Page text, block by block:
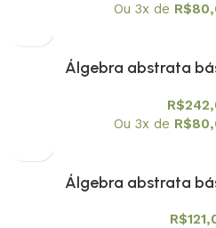
Ou 3x de R$
Álgebra abstrata
R$
Ou 3x de R$
Álgebra abstrata
R$